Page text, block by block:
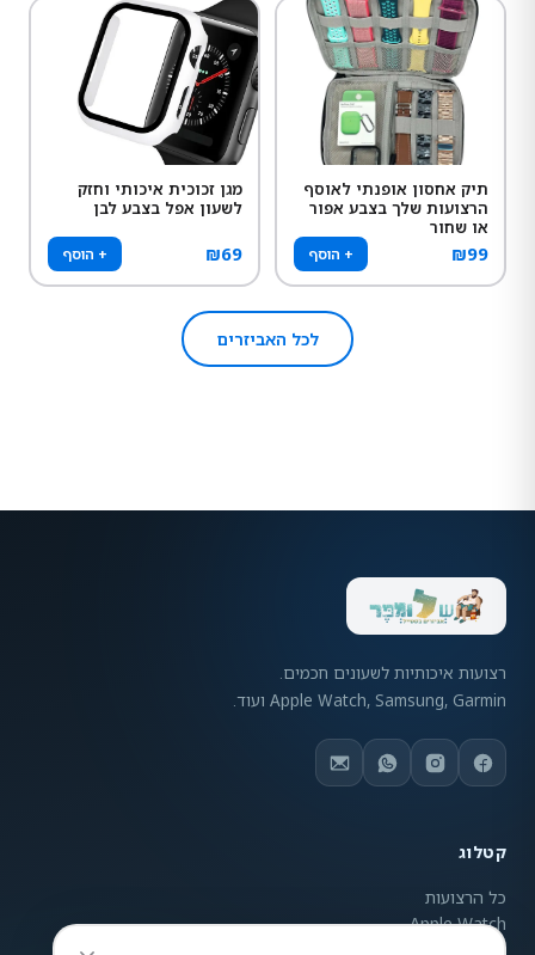
תיק אחסון אופנתי לאוסף
הרצועות שלך בצבע אפור
או שחור
₪99 + הוסף
מגן זכוכית איכותי וחזק
לשעון אפל בצבע לבן
₪69 + הוסף
לכל האביזרים
רצועות איכותיות לשעונים חכמים.
Apple Watch, Samsung, Garmin ועוד.
קטלוג
כל הרצועות
Apple Watch
Samsung Galaxy